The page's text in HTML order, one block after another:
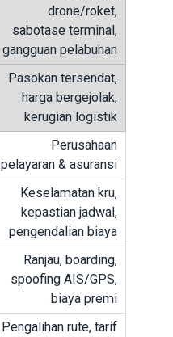
drone/roket,
sabotase terminal,
gangguan pelabuhan
Pasokan tersendat,
harga bergejolak,
kerugian logistik
Perusahaan
pelayaran & asuransi
Keselamatan kru,
kepastian jadwal,
pengendalian biaya
Ranjau, boarding,
spoofing AIS/GPS,
biaya premi
Pengalihan rute, tarif